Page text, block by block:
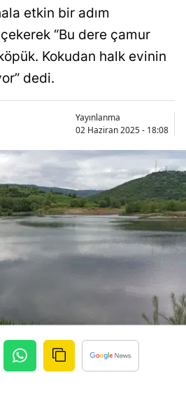
etkin bir adım
“Bu dere çamur
Kokudan halk evinin
dedi.
Yayınlanma
02 Haziran 2025 - 18:08